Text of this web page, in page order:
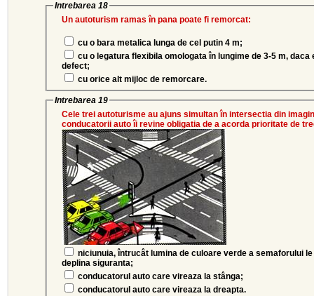
Intrebarea 18
Un autoturism ramas în pana poate fi remorcat:
cu o bara metalica lunga de cel putin 4 m;
defect;
cu orice alt mijloc de remorcare.
Intrebarea 19
Cele trei autoturisme au ajuns simultan în intersectia din
conducatorii auto îi revine obligatia de a acorda prioritate de
niciunuia, întrucât lumina de culoare verde a semaforului
deplina siguranta;
conducatorul auto care vireaza la stânga;
conducatorul auto care vireaza la dreapta.